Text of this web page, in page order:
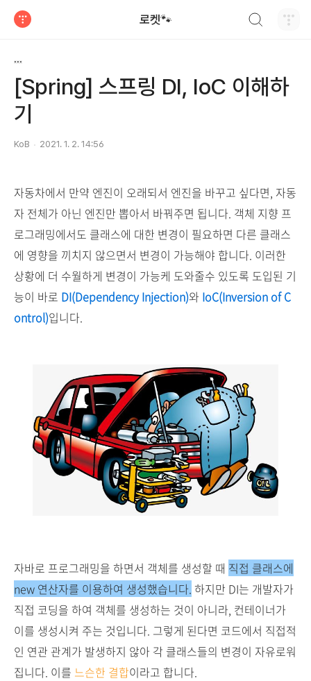
로켓🐾
...
[Spring] 스프링 DI, IoC 이해하
기
KoB 2021. 1. 2. 14:56
자동차에서 만약 엔진이 오래되서 엔진을 바꾸고 싶다면, 자동
자 전체가 아닌 엔진만 뽑아서 바꿔주면 됩니다. 객체 지향 프
로그래밍에서도 클래스에 대한 변경이 필요하면 다른 클래스
에 영향을 끼치지 않으면서 변경이 가능해야 합니다. 이러한
상황에 더 수월하게 변경이 가능케 도와줄수 있도록 도입된 기
능이 바로 DI(Dependency Injection)와 IoC(Inversion of C
ontrol)입니다.
자바로 프로그래밍을 하면서 객체를 생성할 때 직접 클래스에
new 연산자를 이용하여 생성했습니다. 하지만 DI는 개발자가
직접 코딩을 하여 객체를 생성하는 것이 아니라, 컨테이너가
이를 생성시켜 주는 것입니다. 그렇게 된다면 코드에서 직접적
인 연관 관계가 발생하지 않아 각 클래스들의 변경이 자유로워
집니다. 이를 느슨한 결합이라고 합니다.